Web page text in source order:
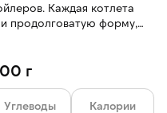
Каждая котлета
продолговатую форму,
г
Углеводы Калории